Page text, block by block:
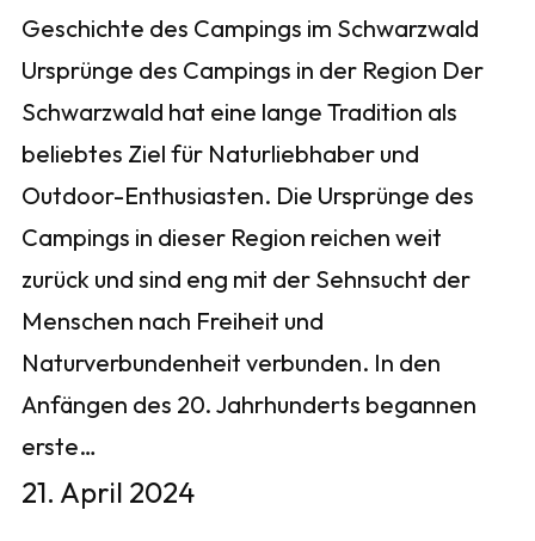
Geschichte des Campings im Schwarzwald
Ursprünge des Campings in der Region Der
Schwarzwald hat eine lange Tradition als
beliebtes Ziel für Naturliebhaber und
Outdoor-Enthusiasten. Die Ursprünge des
Campings in dieser Region reichen weit
zurück und sind eng mit der Sehnsucht der
Menschen nach Freiheit und
Naturverbundenheit verbunden. In den
Anfängen des 20. Jahrhunderts begannen
erste…
21. April 2024